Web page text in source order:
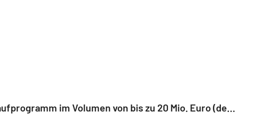
EQS-Adhoc: Deutsche Beteiligungs AG: Deutsche Beteiligungs AG beschließt Aktienrückkaufprogramm im Volumen von bis zu 20 Mio. Euro (deutsch)